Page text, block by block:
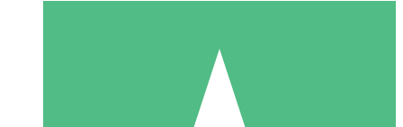
Individuelle Credit-Pakete